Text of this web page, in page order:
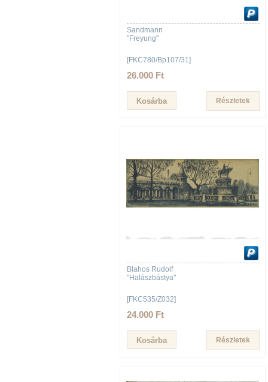
Sandmann
"Freyung"
[FKC780/Bp107/31]
26.000 Ft
Részletek
Blahos Rudolf
"Halászbástya"
[FKC535/Z032]
24.000 Ft
Részletek